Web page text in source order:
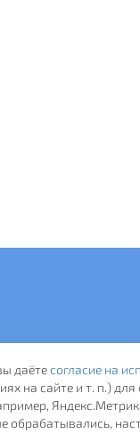
даётесогласие на
на сайте и т. п.)